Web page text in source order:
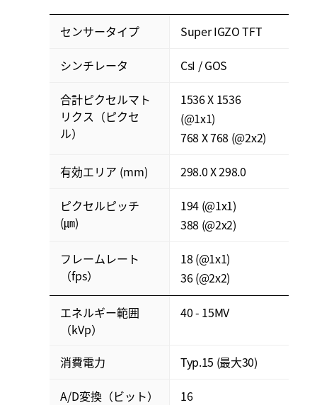
センサータイプ
Super IGZO TFT
シンチレータ
CsI / GOS
合計ピクセルマト
リクス（ピクセ
ル）
1536 X 1536
(@1x1)
768 X 768 (@2x2)
有効エリア (mm)
298.0 X 298.0
ピクセルピッチ
(㎛)
194 (@1x1)
388 (@2x2)
フレームレート
（fps）
18 (@1x1)
36 (@2x2)
エネルギー範囲
（kVp）
40 - 15MV
消費電力
Typ.15 (最大30)
A/D変換（ビット）
16